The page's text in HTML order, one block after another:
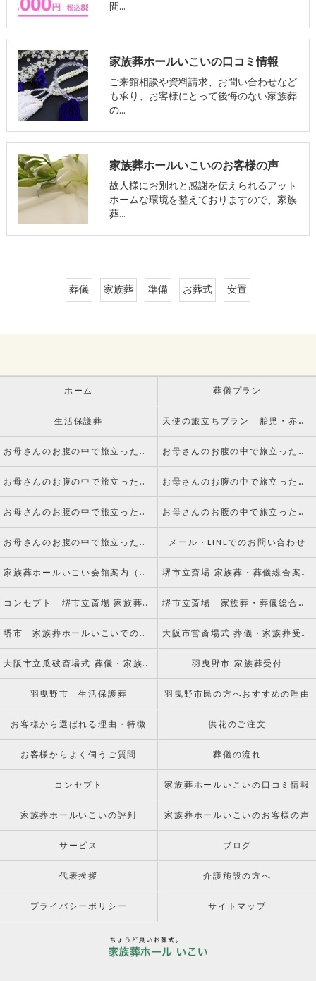
間…
家族葬ホールいこいの口コミ情報
ご来館相談や資料請求、お問い合わせなど
も承り、お客様にとって後悔のない家族葬
の…
家族葬ホールいこいのお客様の声
故人様にお別れと感謝を伝えられるアット
ホームな環境を整えておりますので、家族
葬…
葬儀 家族葬 準備 お葬式 安置
ホーム 葬儀プラン
生活保護葬 天使の旅立ちプラン 胎児・赤ちゃんのお葬式
お母さんのお腹の中で旅立った赤ちゃんのご葬儀についてvol.1 死産とは お母さんのお腹の中で旅立った赤ちゃんのご葬儀についてvol.2 火葬手続きについて
お母さんのお腹の中で旅立った赤ちゃんのご葬儀についてvol.3 葬儀について お母さんのお腹の中で旅立った赤ちゃんのご葬儀についてvol.4 副葬品について
お母さんのお腹の中で旅立った赤ちゃんのご葬儀についてvol.5 火葬について お母さんのお腹の中で旅立った赤ちゃんのご葬儀についてvol.6 納骨について
お母さんのお腹の中で旅立った赤ちゃんのご葬儀についてvol.7 水子供養とは メール・LINEでのお問い合わせ
家族葬ホールいこい会館案内（アクセス） 堺市立斎場 家族葬・葬儀総合案内窓口
コンセプト 堺市立斎場 家族葬・葬儀総合案内窓口 堺市立斎場 家族葬・葬儀総合案内窓口のお客様からの声
堺市 家族葬ホールいこいでのお葬式 大阪市営斎場式 葬儀・家族葬受付窓口
大阪市立瓜破斎場式 葬儀・家族葬受付窓口 羽曳野市 家族葬受付
羽曳野市 生活保護葬 羽曳野市民の方へおすすめの理由
お客様から選ばれる理由・特徴 供花のご注文
お客様からよく伺うご質問 葬儀の流れ
コンセプト 家族葬ホールいこいの口コミ情報
家族葬ホールいこいの評判 家族葬ホールいこいのお客様の声
サービス ブログ
代表挨拶 介護施設の方へ
プライバシーポリシー サイトマップ